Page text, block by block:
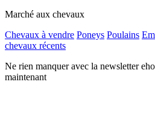
Marché aux chevaux
Chevaux à vendre Poneys Poulains
chevaux récents
Ne rien manquer avec la newsletter
maintenant